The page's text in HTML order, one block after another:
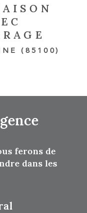
(85100)
ferons de
dans les